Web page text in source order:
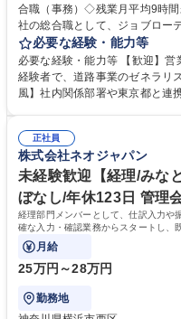
合職（事務）◇残業月平均9時間未満／
社の総合職として、ジョブロー
等のフロント部門の部署等幅広
制度やキャリア支援が充実しておりま
管理部門：広報、人事、経理な
門：駐車場の新規開拓、管理運
道路施設や道路工事現場の見学
へ配属。※業務内容変更の範囲：会社の定め
ープ】総合職（事務）◇残業月
必要な経験・能力等
必要な経験・能力等 【歓迎】
経験者で、道路事業のゼネラリ
風】社内関係部署や東京都と連
部門など多岐に渡る業務を経験
事業の他、新宿駅西口広場内に
イン」の管理運営を行うなど、
います。 学歴・資格 学歴：大学院 大学 高専 短大 専修学校 高校 語学力：
資格：
正社員
株式会社ネオジャパン
未経験歓迎【経理/みな
ぼなし/年休123日 管理
経理部門メンバーとして、仕訳入力や
確な入力・確認業務からスタートし、
理知識を身につけていただきます。
月給
25万円～28万円
勤務地